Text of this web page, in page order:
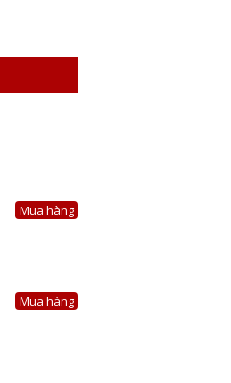
Mua hàng
Mua hàng